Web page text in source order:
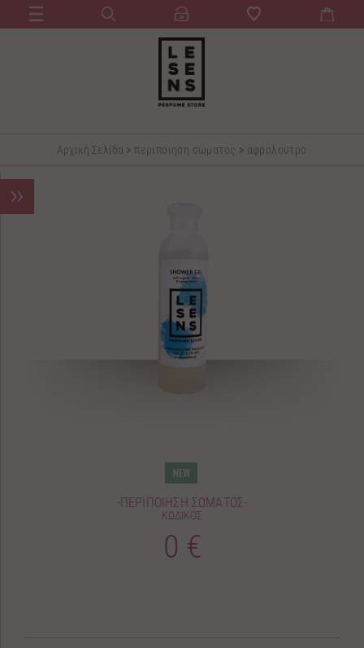
Αρχική Σελίδα > περιποιηση σωματος > αφρολουτρο
-ΠΕΡΙΠΟΙΗΣΗ ΣΩΜΑΤΟΣ-
ΚΩΔΙΚΟΣ
0 €